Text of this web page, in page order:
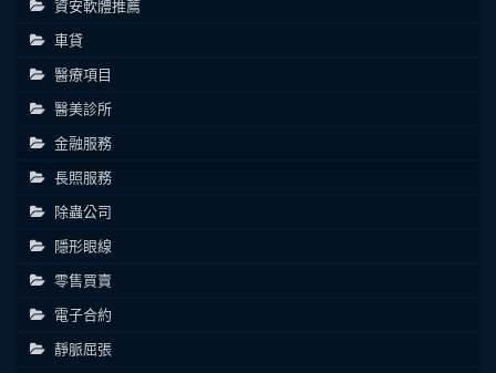
資安軟體推薦
車貸
醫療項目
醫美診所
金融服務
長照服務
除蟲公司
隱形眼線
零售買賣
電子合約
靜脈屈張